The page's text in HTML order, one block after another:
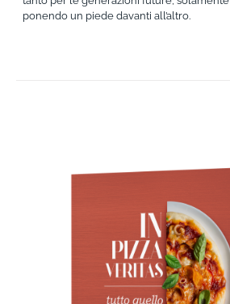
ponendo un piede davanti all’altro.
AGGIUNGI AL CARRELLO /